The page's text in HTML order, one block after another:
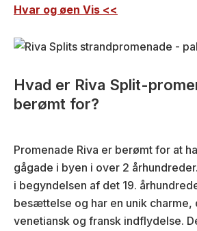
Hvar og øen Vis <<
Hvad er Riva Split-
berømt for?
Promenade Riva er berømt for at
gågade i byen i over 2
i begyndelsen af det 19.
besættelse og har en unik charme,
venetiansk og fransk indflydelse.